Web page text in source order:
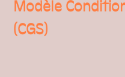
Modèle
(CGS)